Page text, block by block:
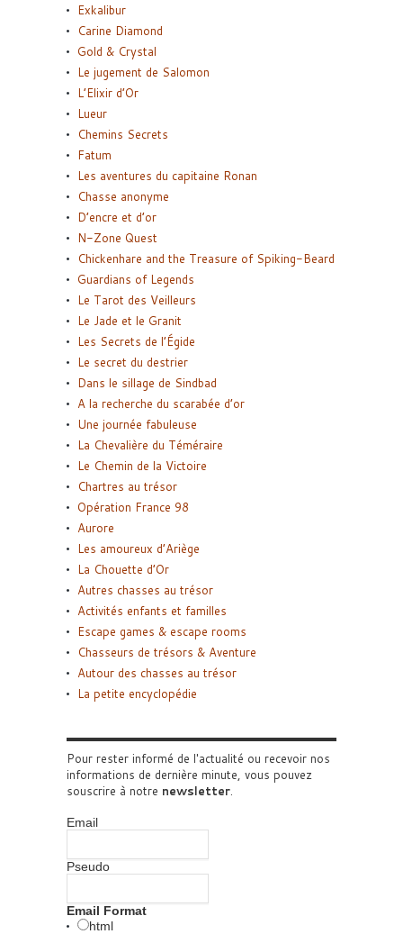
Exkalibur
Carine Diamond
Gold & Crystal
Le jugement de Salomon
L’Elixir d’Or
Lueur
Chemins Secrets
Fatum
Les aventures du capitaine Ronan
Chasse anonyme
D’encre et d’or
N-Zone Quest
Chickenhare and the Treasure of Spiking-Beard
Guardians of Legends
Le Tarot des Veilleurs
Le Jade et le Granit
Les Secrets de l’Égide
Le secret du destrier
Dans le sillage de Sindbad
A la recherche du scarabée d’or
Une journée fabuleuse
La Chevalière du Téméraire
Le Chemin de la Victoire
Chartres au trésor
Opération France 98
Aurore
Les amoureux d’Ariège
La Chouette d’Or
Autres chasses au trésor
Activités enfants et familles
Escape games & escape rooms
Chasseurs de trésors & Aventure
Autour des chasses au trésor
La petite encyclopédie
Pour rester informé de l'actualité ou recevoir nos
informations de dernière minute, vous pouvez
souscrire à notre newsletter.
Email
Pseudo
Email Format
html